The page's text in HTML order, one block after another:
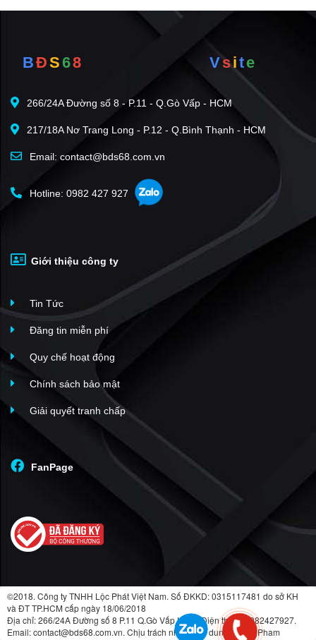
BĐS68 Vsite
266/24A Đường số 8 - P.11 - Q.Gò Vấp - HCM
217/18A Nơ Trang Long - P.12 - Q.Bình Thạnh - HCM
Email: contact@bds68.com.vn
Hotline: 0982 427 927
Giới thiệu công ty
Tin Tức
Đăng tin miễn phí
Quy chế hoạt động
Chính sách bảo mật
Giải quyết tranh chấp
FanPage
©2018. Công ty TNHH Lộc Phát Việt Nam. Số ĐKKD: 0315117481 do sở KH
và ĐT TP.HCM cấp ngày 18/06/2018
Địa chỉ: 266/24A Đường số 8 P.11 Q.Gò Vấp HCM. Điện thoại: 0982427927.
Email: contact@bds68.com.vn. Chịu trách nhiệm nội dung: LuongPham